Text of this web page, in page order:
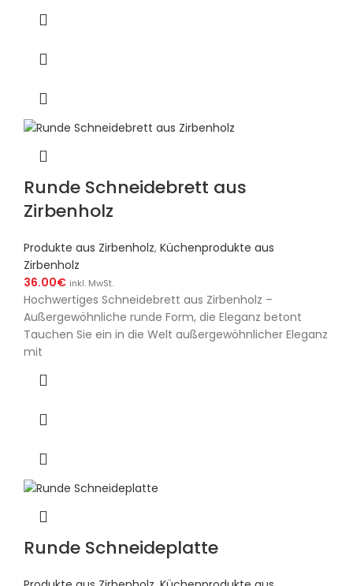
Runde Schneidebrett aus
Zirbenholz
Produkte aus Zirbenholz, Küchenprodukte aus
Zirbenholz
36.00€ inkl. MwSt.
Hochwertiges Schneidebrett aus Zirbenholz –
Außergewöhnliche runde Form, die Eleganz betont
Tauchen Sie ein in die Welt außergewöhnlicher Eleganz
mit
Runde Schneideplatte